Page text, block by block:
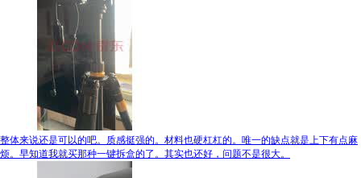
整体来说还是可以的吧。质感挺强的。材料也硬杠杠的。唯一的缺点就是上下有点麻
烦。早知道我就买那种一键拆盒的了。其实也还好，问题不是很大。